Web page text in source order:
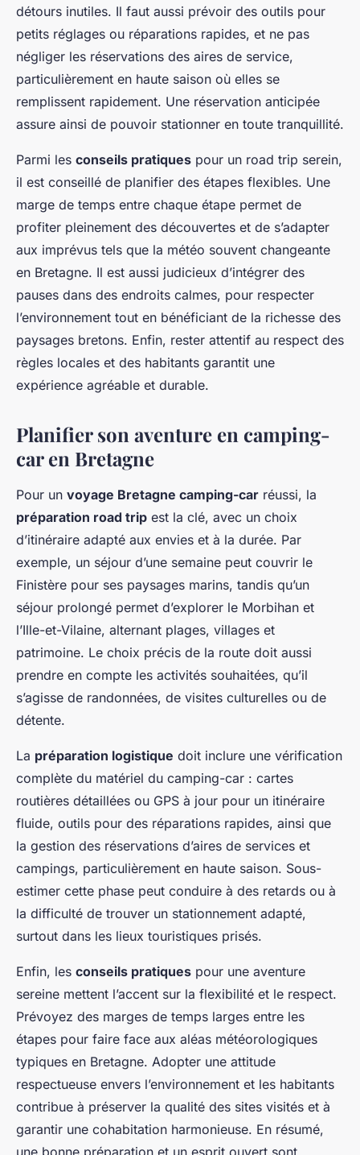
détours inutiles. Il faut aussi prévoir des outils pour
petits réglages ou réparations rapides, et ne pas
négliger les réservations des aires de service,
particulièrement en haute saison où elles se
remplissent rapidement. Une réservation anticipée
assure ainsi de pouvoir stationner en toute tranquillité.
Parmi les conseils pratiques pour un road trip serein,
il est conseillé de planifier des étapes flexibles. Une
marge de temps entre chaque étape permet de
profiter pleinement des découvertes et de s’adapter
aux imprévus tels que la météo souvent changeante
en Bretagne. Il est aussi judicieux d’intégrer des
pauses dans des endroits calmes, pour respecter
l’environnement tout en bénéficiant de la richesse des
paysages bretons. Enfin, rester attentif au respect des
règles locales et des habitants garantit une
expérience agréable et durable.
Planifier son aventure en camping-
car en Bretagne
Pour un voyage Bretagne camping-car réussi, la
préparation road trip est la clé, avec un choix
d’itinéraire adapté aux envies et à la durée. Par
exemple, un séjour d’une semaine peut couvrir le
Finistère pour ses paysages marins, tandis qu’un
séjour prolongé permet d’explorer le Morbihan et
l’Ille-et-Vilaine, alternant plages, villages et
patrimoine. Le choix précis de la route doit aussi
prendre en compte les activités souhaitées, qu’il
s’agisse de randonnées, de visites culturelles ou de
détente.
La préparation logistique doit inclure une vérification
complète du matériel du camping-car : cartes
routières détaillées ou GPS à jour pour un itinéraire
fluide, outils pour des réparations rapides, ainsi que
la gestion des réservations d’aires de services et
campings, particulièrement en haute saison. Sous-
estimer cette phase peut conduire à des retards ou à
la difficulté de trouver un stationnement adapté,
surtout dans les lieux touristiques prisés.
Enfin, les conseils pratiques pour une aventure
sereine mettent l’accent sur la flexibilité et le respect.
Prévoyez des marges de temps larges entre les
étapes pour faire face aux aléas météorologiques
typiques en Bretagne. Adopter une attitude
respectueuse envers l’environnement et les habitants
contribue à préserver la qualité des sites visités et à
garantir une cohabitation harmonieuse. En résumé,